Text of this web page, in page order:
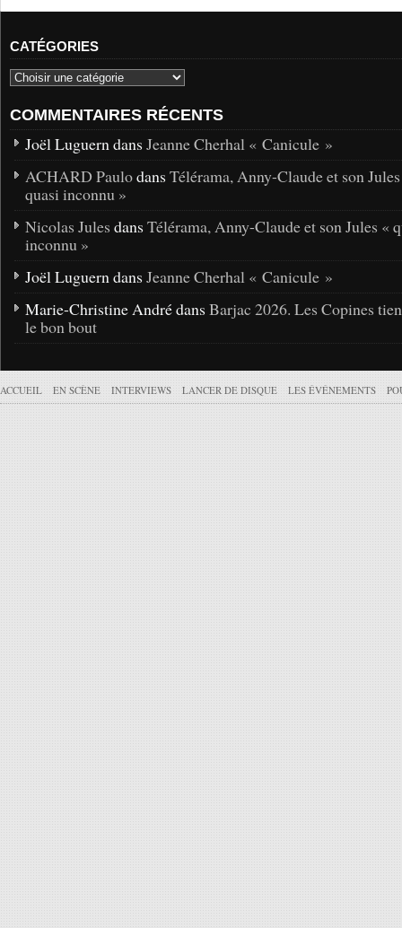
CATÉGORIES
COMMENTAIRES RÉCENTS
Joël Luguern dans Jeanne Cherhal « Canicule »
ACHARD Paulodans Télérama, Anny-Claude et son
quasi inconnu »
Nicolas Jules dans Télérama, Anny-Claude et son Jules «
inconnu »
Joël Luguern dans Jeanne Cherhal « Canicule »
Marie-Christine André dans Barjac 2026. Les Copines
le bon bout
ACCUEIL EN SCÈNE INTERVIEWS LANCER DE DISQUE LES ÉVÉNEMENTS